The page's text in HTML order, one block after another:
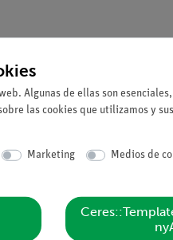
Compañía
Algunas de ellas son
las cookies que utilizamos y
Marketing Medios de